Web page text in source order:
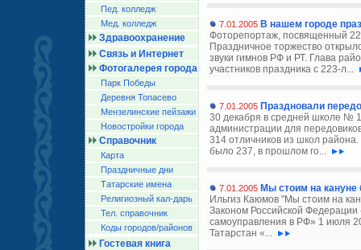
Пед. колледж
Мед. колледж
Здравоохранение
Связь и Интернет
Фотогалерея города
Парк Победы
Деревня Топасево
Мензелинские пейзажи
Новостройки города
Справочник
Карта
Праздничные дни
Татарские имена
Религиозный кал-дарь
Тел. справочник
Коды городов/райoнов
Гостевая книга
7.01.2005 В нашем городе
Фоторепортаж, посвященный
Праздничное торжество
звуки гимнов РФ и РТ. Глава
участников праздника с 223-л...
7.01.2005 Праздновали
30 декабря в средней школе №
администрации для
314 отличников из школ района.
было 237, в прошлом го...
7.01.2005 Мы стоим на
Ильгиз Каюмов "Мы стоим на
Законом Российской
самоуправления в РФ» 1 июля
Татарстан «...